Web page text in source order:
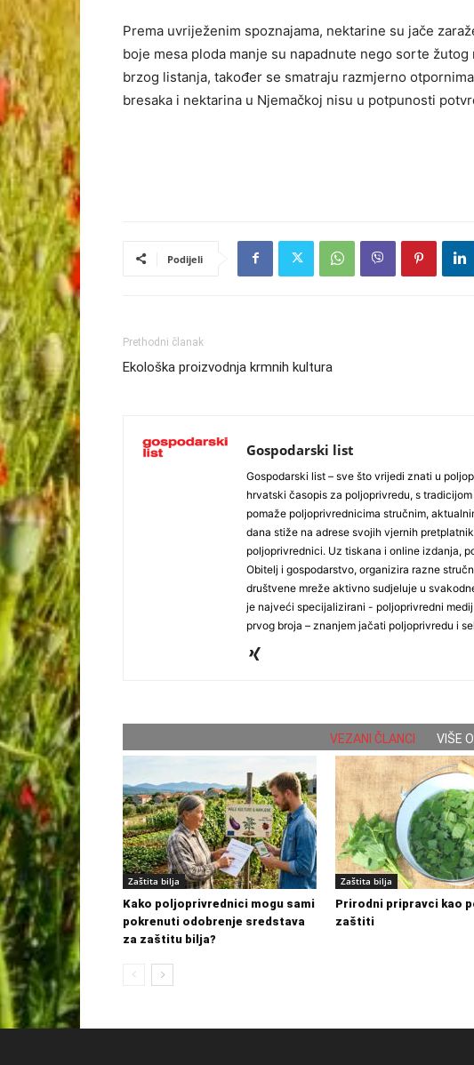
Prema uvriježenim spoznajama, nektarine su jače
boje mesa ploda manje su napadnute nego sorte
brzog listanja, također se smatraju razmjerno
bresaka i nektarina u Njemačkoj nisu u potpunosti
Podijeli
Prethodni članak
Ekološka proizvodnja krmnih kultura
Gospodarski list
Gospodarski list – sve što vrijedi znati u
hrvatski časopis za poljoprivredu, s
pomaže poljoprivrednicima stručnim,
dana stiže na adrese svojih vjernih
poljoprivrednici. Uz tiskana i online izdanja,
Obitelj i gospodarstvo, organizira razne
društvene mreže aktivno sudjeluje u
je najveći specijalizirani - poljoprivredni
prvog broja – znanjem jačati poljoprivredu i
VEZANI ČLANCI VIŠE
Zaštita bilja
Kako poljoprivrednici mogu sami
pokrenuti odobrenje sredstava
za zaštitu bilja?
Zaštita bilja
Prirodni pripravci kao
zaštiti